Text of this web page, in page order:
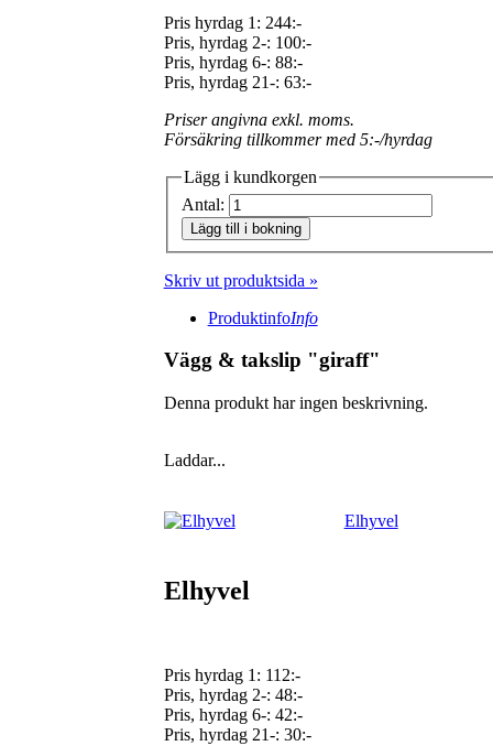
Pris hyrdag 1: 244:-
Pris, hyrdag 2-: 100:-
Pris, hyrdag 6-: 88:-
Pris, hyrdag 21-: 63:-
Priser angivna exkl. moms.
Försäkring tillkommer med 5:-/hyrdag
Lägg i kundkorgen
Antal:
Lägg till i bokning
Skriv ut produktsida »
ProduktinfoInfo
Vägg & takslip "giraff"
Denna produkt har ingen beskrivning.
Laddar...
Elhyvel
Elhyvel
Pris hyrdag 1: 112:-
Pris, hyrdag 2-: 48:-
Pris, hyrdag 6-: 42:-
Pris, hyrdag 21-: 30:-